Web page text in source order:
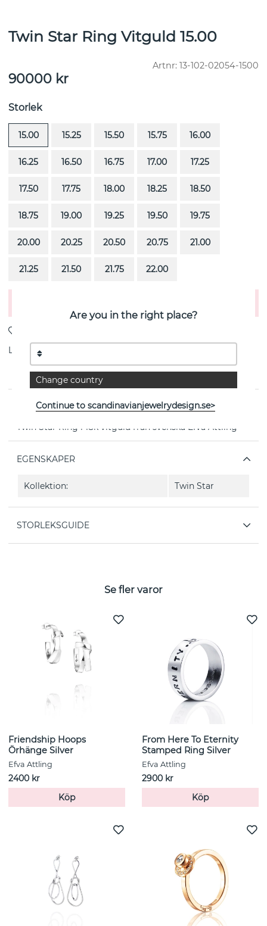
Twin Star Ring Vitguld 15.00
Artnr: 13-102-02054-1500
90000 kr
Storlek
15.00 15.25 15.50 15.75 16.00
16.25 16.50 16.75 17.00 17.25
17.50 17.75 18.00 18.25 18.50
18.75 19.00 19.25 19.50 19.75
20.00 20.25 20.50 20.75 21.00
21.25 21.50 21.75 22.00
Leverans:
PRODUKTBESKRIVNING
Twin Star Ring i 18k vitguld från svenska Efva Attling
EGENSKAPER
Kollektion: Twin Star
STORLEKSGUIDE
Se fler varor
Friendship Hoops
Örhänge Silver
Efva Attling
2400 kr
Köp
From Here To Eternity
Stamped Ring Silver
Efva Attling
2900 kr
Köp
Are you in the right place?
Change country
Continue to scandinavianjewelrydesign.se>